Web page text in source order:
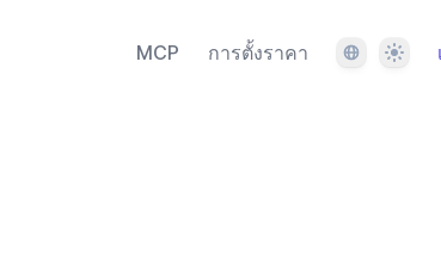
MCP การตั้งราคา ภาษา ธีม